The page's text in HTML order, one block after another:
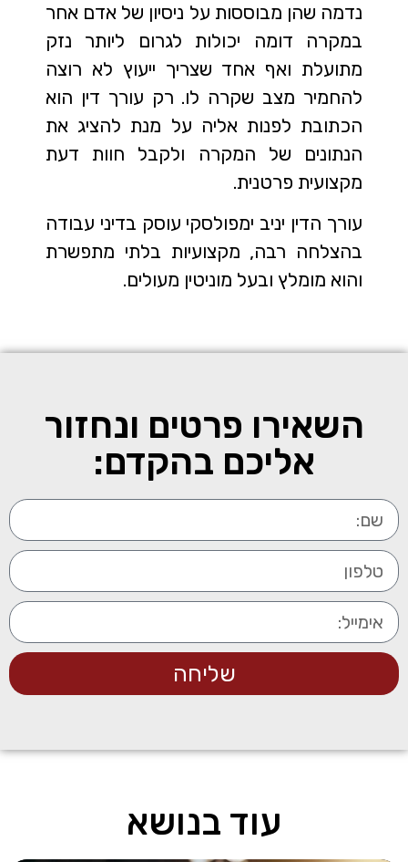
נדמה שהן מבוססות על ניסיון של אדם אחר
במקרה דומה יכולות לגרום ליותר נזק
מתועלת ואף אחד שצריך ייעוץ לא רוצה
להחמיר מצב שקרה לו. רק עורך דין הוא
הכתובת לפנות אליה על מנת להציג את
הנתונים של המקרה ולקבל חוות דעת
מקצועית פרטנית.
עורך הדין יניב ימפולסקי עוסק בדיני עבודה
בהצלחה רבה, מקצועיות בלתי מתפשרת
והוא מומלץ ובעל מוניטין מעולים.
השאירו פרטים ונחזור
אליכם בהקדם:
שליחה
עוד בנושא